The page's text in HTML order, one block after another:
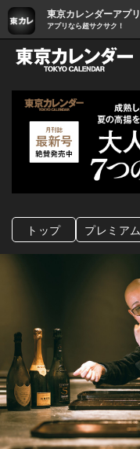
東京カレンダーアプリ
アプリなら超サクサク！
トップ プレミアム